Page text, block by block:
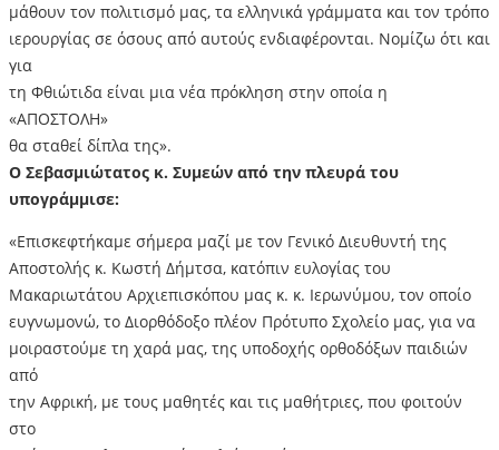
μάθουν τον πολιτισμό μας, τα ελληνικά γράμματα και τον τρόπο
ιερουργίας σε όσους από αυτούς ενδιαφέρονται. Νομίζω ότι και
για
τη Φθιώτιδα είναι μια νέα πρόκληση στην οποία η
«ΑΠΟΣΤΟΛΗ»
θα σταθεί δίπλα της».
Ο Σεβασμιώτατος κ. Συμεών από την πλευρά του
υπογράμμισε:
«Επισκεφτήκαμε σήμερα μαζί με τον Γενικό Διευθυντή της
Αποστολής κ. Κωστή Δήμτσα, κατόπιν ευλογίας του
Μακαριωτάτου Αρχιεπισκόπου μας κ. κ. Ιερωνύμου, τον οποίο
ευγνωμονώ, το Διορθόδοξο πλέον Πρότυπο Σχολείο μας, για να
μοιραστούμε τη χαρά μας, της υποδοχής ορθοδόξων παιδιών
από
την Αφρική, με τους μαθητές και τις μαθήτριες, που φοιτούν
στο